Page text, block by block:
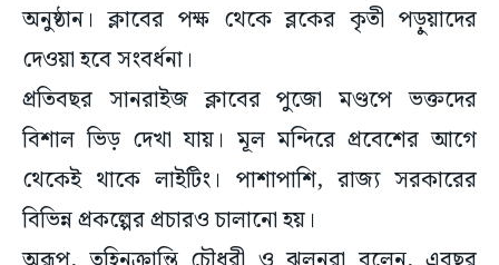
অনুষ্ঠান। ক্লাবের পক্ষ থেকে ব্লকের কৃতী পড়ুয়াদের
দেওয়া হবে সংবর্ধনা।
প্রতিবছর সানরাইজ ক্লাবের পুজো মণ্ডপে ভক্তদের
বিশাল ভিড় দেখা যায়। মূল মন্দিরে প্রবেশের আগে
থেকেই থাকে লাইটিং। পাশাপাশি, রাজ্য সরকারের
বিভিন্ন প্রকল্পের প্রচারও চালানো হয়।